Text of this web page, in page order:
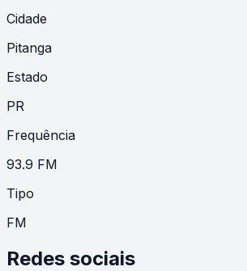
Cidade
Pitanga
Estado
PR
Frequência
93.9 FM
Tipo
FM
Redes sociais